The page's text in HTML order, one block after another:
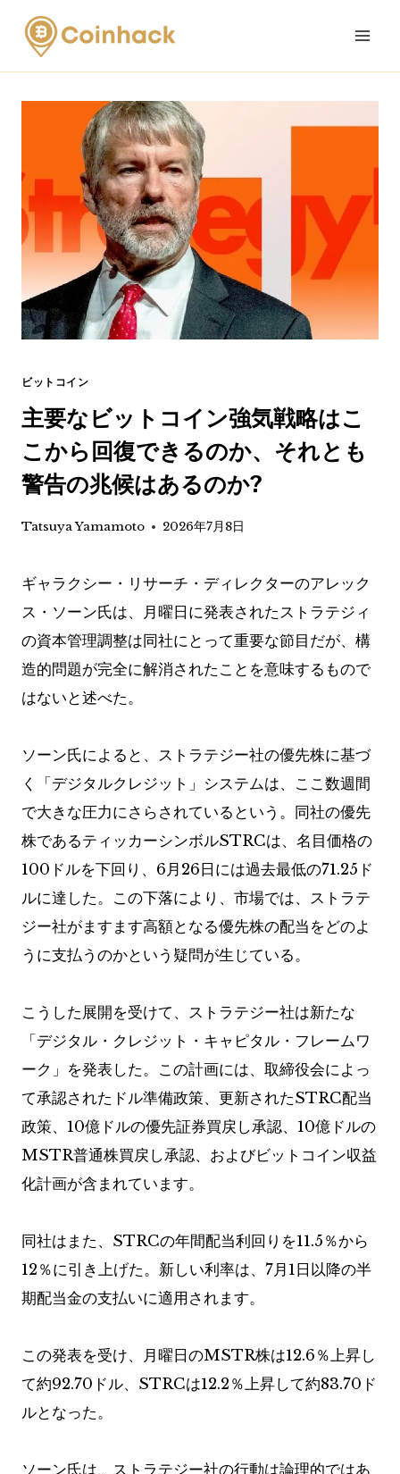
Skip
content
ビットコイン
主要なビットコイン強気戦略はこ
こから回復できるのか、それとも
警告の兆候はあるのか?
Tatsuya Yamamoto 2026年7月8日
ギャラクシー・リサーチ・ディレクターのアレック
ス・ソーン氏は、月曜日に発表されたストラテジィ
の資本管理調整は同社にとって重要な節目だが、構
造的問題が完全に解消されたことを意味するもので
はないと述べた。
ソーン氏によると、ストラテジー社の優先株に基づ
く「デジタルクレジット」システムは、ここ数週間
で大きな圧力にさらされているという。同社の優先
株であるティッカーシンボルSTRCは、名目価格の
100ドルを下回り、6月26日には過去最低の71.25ド
ルに達した。この下落により、市場では、ストラテ
ジー社がますます高額となる優先株の配当をどのよ
うに支払うのかという疑問が生じている。
こうした展開を受けて、ストラテジー社は新たな
「デジタル・クレジット・キャピタル・フレームワ
ーク」を発表した。この計画には、取締役会によっ
て承認されたドル準備政策、更新されたSTRC配当
政策、10億ドルの優先証券買戻し承認、10億ドルの
MSTR普通株買戻し承認、およびビットコイン収益
化計画が含まれています。
同社はまた、STRCの年間配当利回りを11.5％から
12％に引き上げた。新しい利率は、7月1日以降の半
期配当金の支払いに適用されます。
この発表を受け、月曜日のMSTR株は12.6％上昇し
て約92.70ドル、STRCは12.2％上昇して約83.70ド
ルとなった。
ソーン氏は、ストラテジー社の行動は論理的ではあ